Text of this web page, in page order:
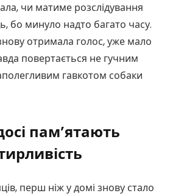
чи матиме розслідування
бо минуло надто багато часу.
отримала голос, уже мало
повертається не гучним
гавкотом собаки
пам’ятають
перш ніж у домі знову стало